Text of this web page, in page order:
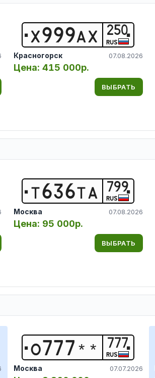
Х999А Х 250
RUS
Красногорск 07.08.2026
Цена: 415 000р.
ВЫБРАТЬ
Т636Т А 799
RUS
Москва 07.08.2026
Цена: 95 000р.
ВЫБРАТЬ
О777 * * 777
RUS
Москва 07.07.2026